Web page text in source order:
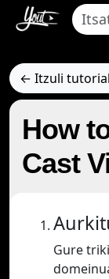
← Itzuli
How
Cast
Gure